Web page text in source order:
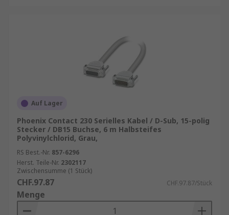
Auf Lager
Phoenix Contact 230 Serielles Kabel / D-Sub, 15-polig
Stecker / DB15 Buchse, 6 m Halbsteifes
Polyvinylchlorid, Grau,
RS Best.-Nr. 857-6296
Herst. Teile-Nr. 2302117
Zwischensumme (1 Stück)
CHF.97.87 CHF.97.87/Stück
Menge